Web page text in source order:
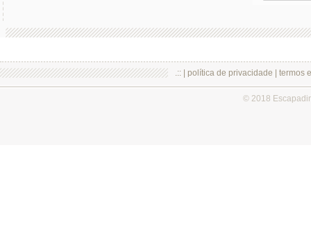
.:: | política de privacidade termos
© 2018